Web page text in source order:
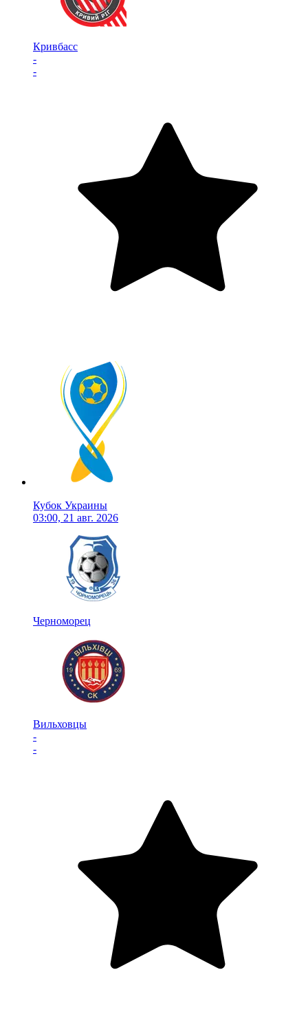
Кривбасс
-
-
Кубок Украины
03:00, 21 авг. 2026
Черноморец
Вильховцы
-
-